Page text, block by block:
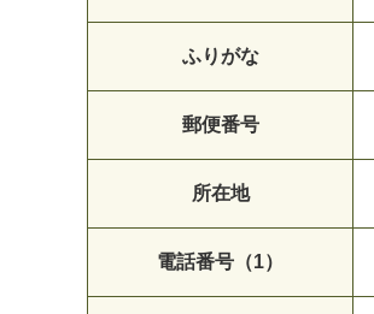
ふりがな
郵便番号
所在地
電話番号（1）